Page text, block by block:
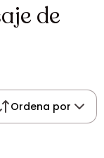
de
Ordena por